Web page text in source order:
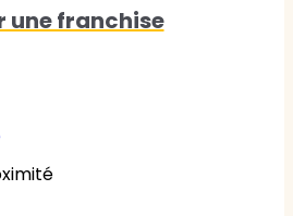
une franchise